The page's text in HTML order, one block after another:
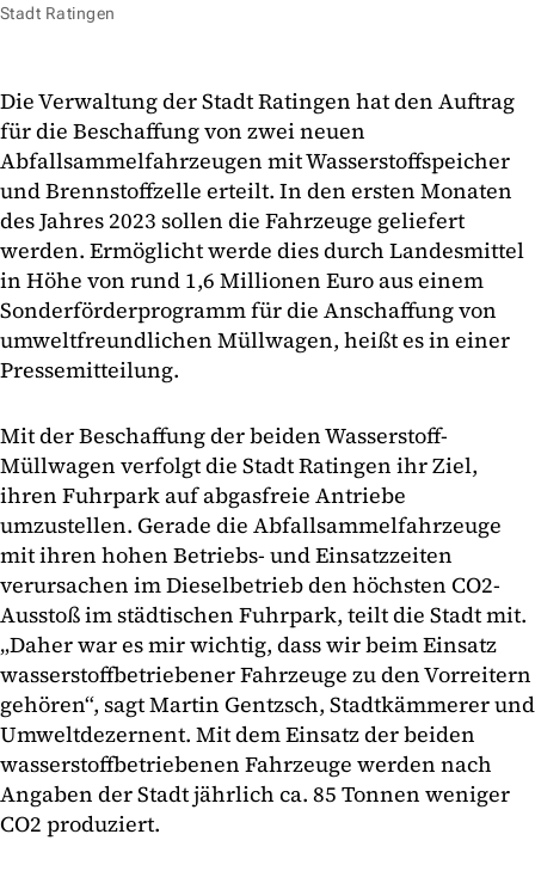
Stadt Ratingen
Die Verwaltung der Stadt Ratingen hat den Auftrag
für die Beschaffung von zwei neuen
Abfallsammelfahrzeugen mit Wasserstoffspeicher
und Brennstoffzelle erteilt. In den ersten Monaten
des Jahres 2023 sollen die Fahrzeuge geliefert
werden. Ermöglicht werde dies durch Landesmittel
in Höhe von rund 1,6 Millionen Euro aus einem
Sonderförderprogramm für die Anschaffung von
umweltfreundlichen Müllwagen, heißt es in einer
Pressemitteilung.
Mit der Beschaffung der beiden Wasserstoff-
Müllwagen verfolgt die Stadt Ratingen ihr Ziel,
ihren Fuhrpark auf abgasfreie Antriebe
umzustellen. Gerade die Abfallsammelfahrzeuge
mit ihren hohen Betriebs- und Einsatzzeiten
verursachen im Dieselbetrieb den höchsten CO2-
Ausstoß im städtischen Fuhrpark, teilt die Stadt mit.
„Daher war es mir wichtig, dass wir beim Einsatz
wasserstoffbetriebener Fahrzeuge zu den Vorreitern
gehören“, sagt Martin Gentzsch, Stadtkämmerer und
Umweltdezernent. Mit dem Einsatz der beiden
wasserstoffbetriebenen Fahrzeuge werden nach
Angaben der Stadt jährlich ca. 85 Tonnen weniger
CO2 produziert.